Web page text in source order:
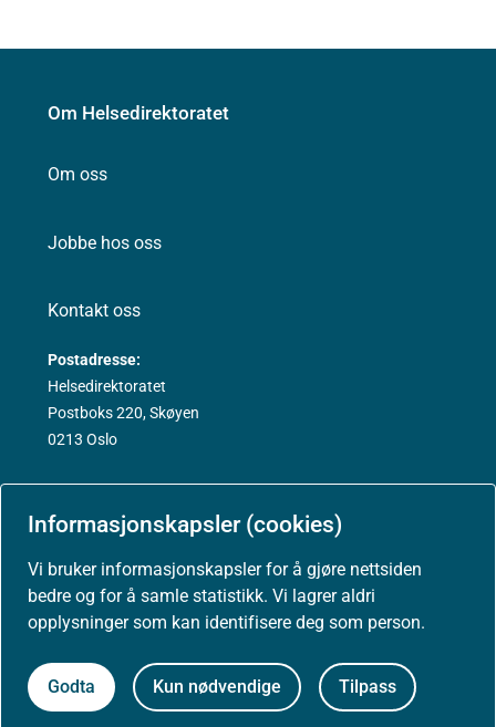
Informasjonskapsler (cookies)
Vi bruker informasjonskapsler for å gjøre nettsiden
bedre og for å samle statistikk. Vi lagrer aldri
opplysninger som kan identifisere deg som person.
Godta Kun nødvendige Tilpass
Om Helsedirektoratet
Om oss
Jobbe hos oss
Kontakt oss
Postadresse:
Helsedirektoratet
Postboks 220, Skøyen
0213 Oslo
Aktuelt
Nyheter
Arrangementer